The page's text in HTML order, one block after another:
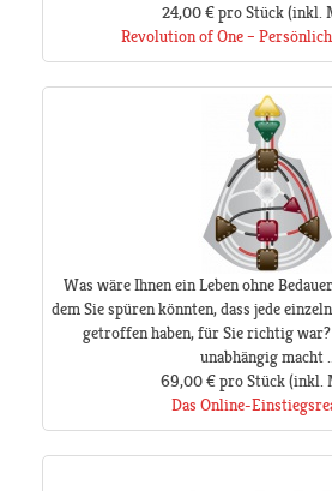
24,00 €pro Stück(inkl.
Revolution of One –
Was wäre Ihnen ein Leben ohne
dem Sie spüren könnten, dass jede
getroffen haben, für Sie richtig war?
unabhängig macht
69,00 €pro Stück(inkl.
Das Online-